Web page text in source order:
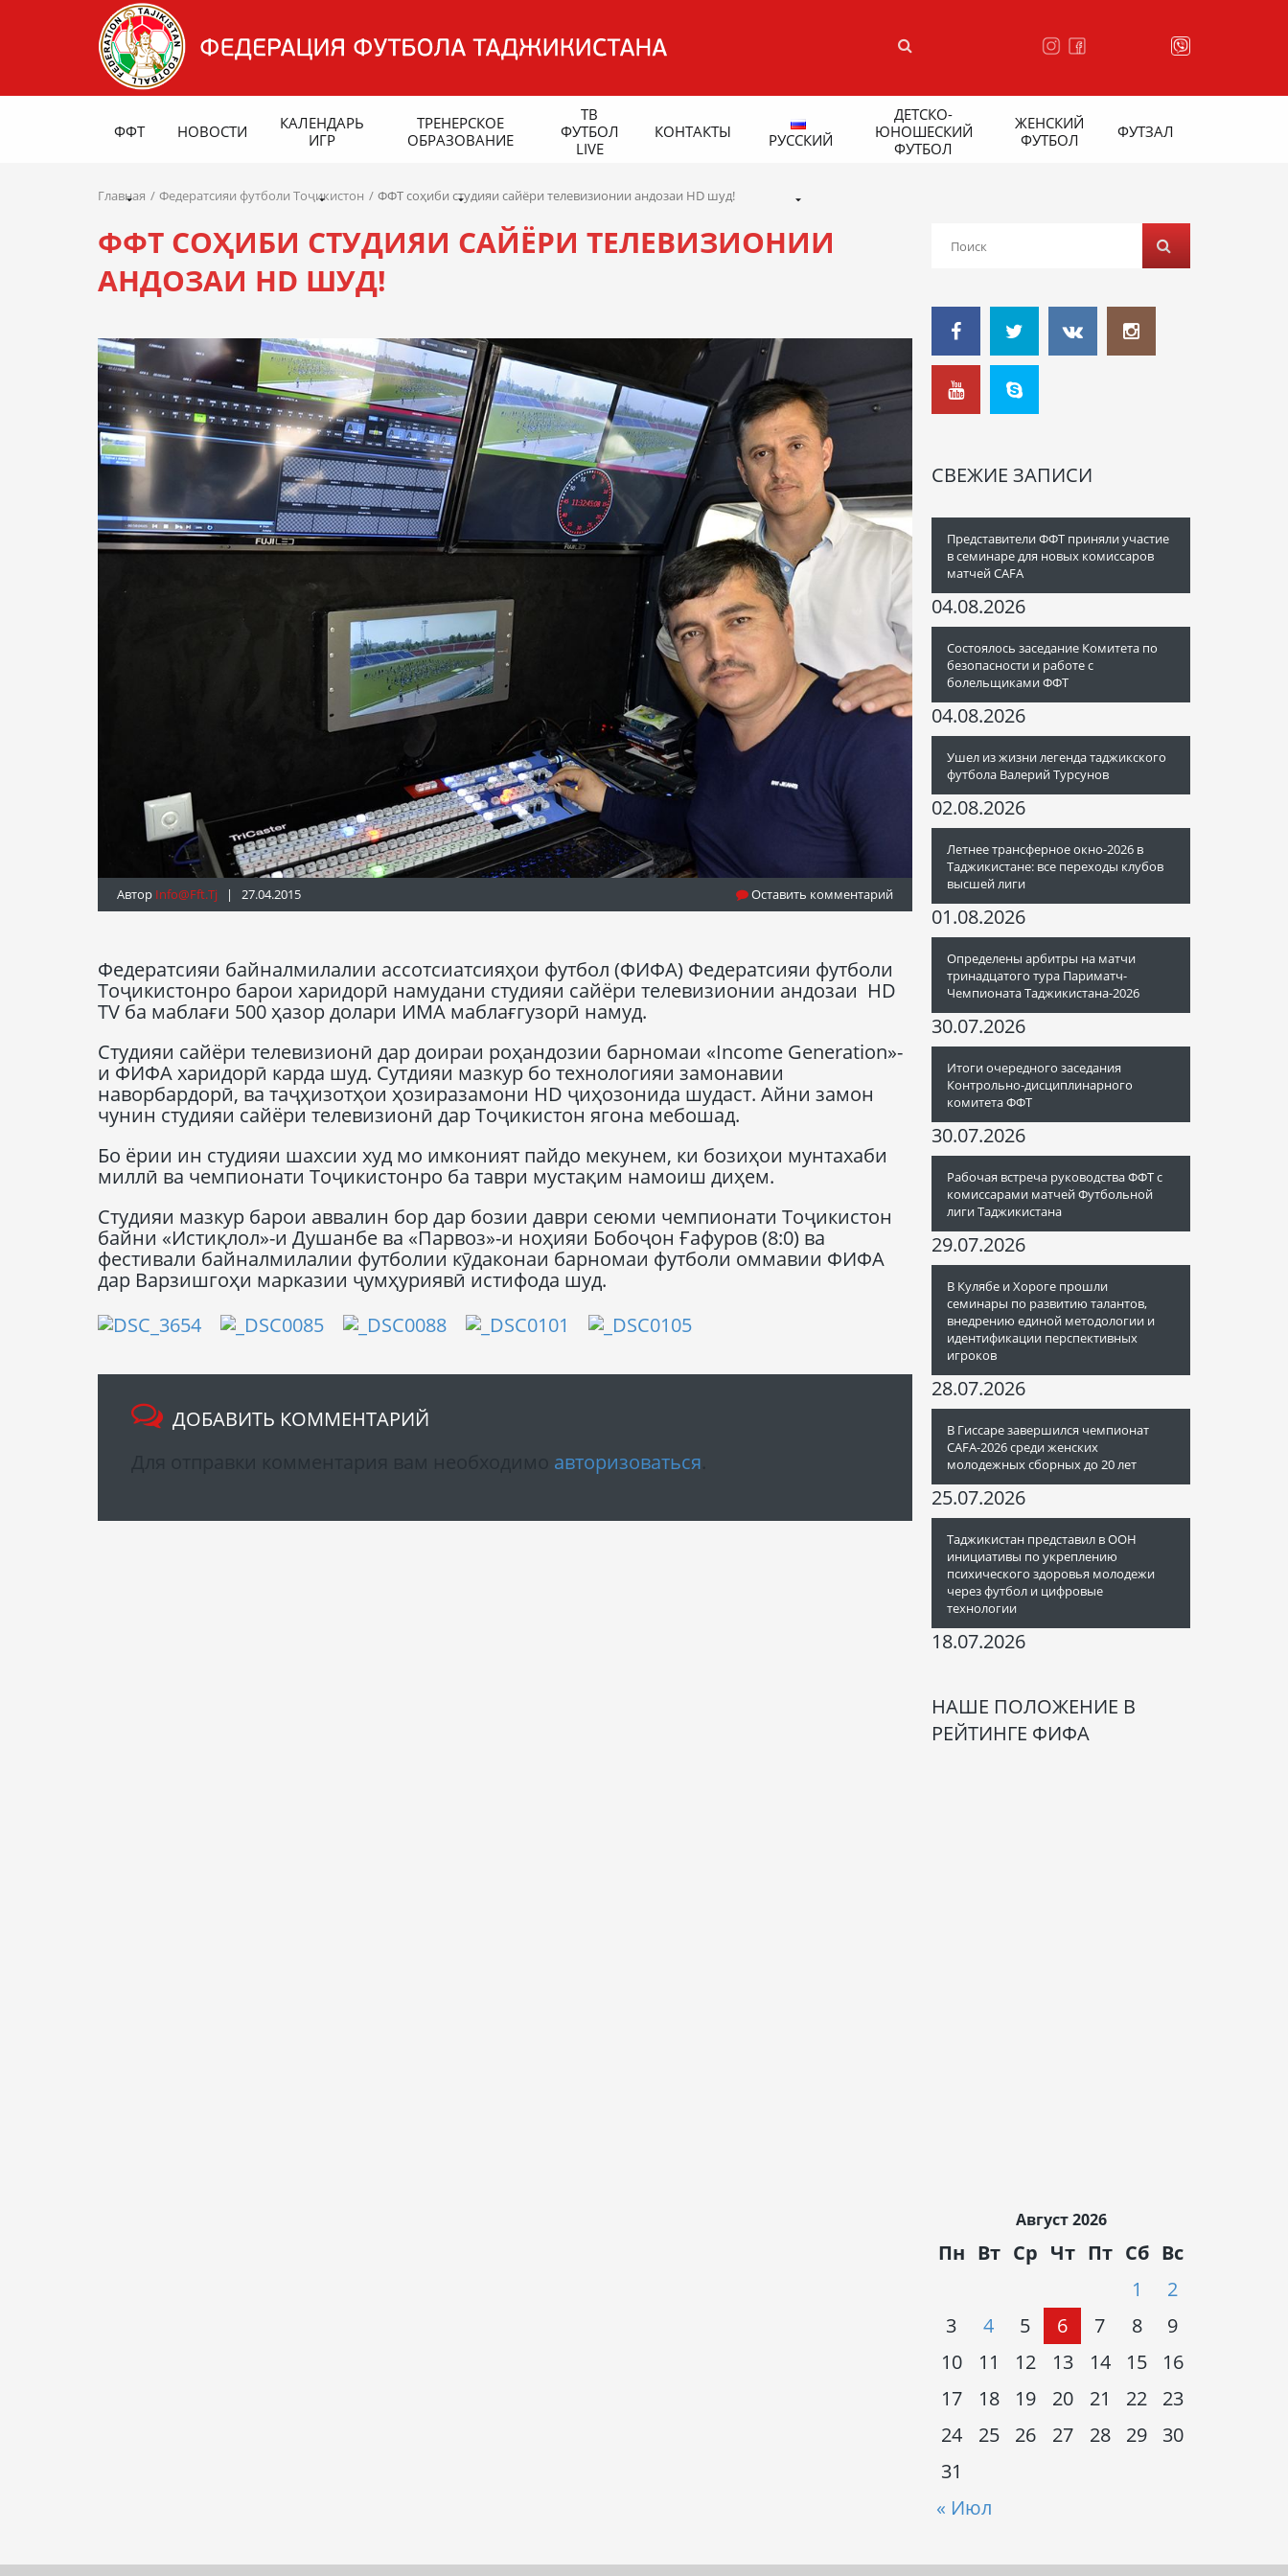
ФФТ НОВОСТИ
КАЛЕНДАРЬ
ИГР
ТРЕНЕРСКОЕ
ОБРАЗОВАНИЕ
ТВ
ФУТБОЛ
LIVE
КОНТАКТЫ РУССКИЙ
ДЕТСКО-
ЮНОШЕСКИЙ
ФУТБОЛ
ЖЕНСКИЙ
ФУТБОЛ
ФУТЗАЛ
Главная Федератсияи футболи Тоҷикистон ФФТ соҳиби студияи сайёри телевизионии андозаи HD шуд!
ФФТ СОҲИБИ СТУДИЯИ САЙЁРИ ТЕЛЕВИЗИОНИИ
АНДОЗАИ HD ШУД!
Автор Info@fft.tj | 27.04.2015 Оставить комментарий
Федератсияи байналмилалии ассотсиатсияҳои футбол (ФИФА) Федератсияи футболи
Тоҷикистонро барои харидорӣ намудани студияи сайёри телевизионии андозаи HD
TV ба маблағи 500 ҳазор долари ИМА маблағгузорӣ намуд.
Студияи сайёри телевизионӣ дар доираи роҳандозии барномаи «Income Generation»-
и ФИФА харидорӣ карда шуд. Сутдияи мазкур бо технологияи замонавии
наворбардорӣ, ва таҷҳизотҳои ҳозиразамони HD ҷиҳозонида шудаст. Айни замон
чунин студияи сайёри телевизионӣ дар Тоҷикистон ягона мебошад.
Бо ёрии ин студияи шахсии худ мо имконият пайдо мекунем, ки бозиҳои мунтахаби
миллӣ ва чемпионати Тоҷикистонро ба таври мустақим намоиш диҳем.
Студияи мазкур барои аввалин бор дар бозии даври сеюми чемпионати Тоҷикистон
байни «Истиқлол»-и Душанбе ва «Парвоз»-и ноҳияи Бобоҷон Ғафуров (8:0) ва
фестивали байналмилалии футболии кӯдаконаи барномаи футболи оммавии ФИФА
дар Варзишгоҳи марказии ҷумҳуриявӣ истифода шуд.
ДОБАВИТЬ КОММЕНТАРИЙ
авторизоваться
СВЕЖИЕ ЗАПИСИ
Представители ФФТ приняли участие
в семинаре для новых комиссаров
матчей CAFA
04.08.2026
Состоялось заседание Комитета по
безопасности и работе с
болельщиками ФФТ
04.08.2026
Ушел из жизни легенда таджикского
футбола Валерий Турсунов
02.08.2026
Летнее трансферное окно-2026 в
Таджикистане: все переходы клубов
высшей лиги
01.08.2026
Определены арбитры на матчи
тринадцатого тура Париматч-
Чемпионата Таджикистана-2026
30.07.2026
Итоги очередного заседания
Контрольно-дисциплинарного
комитета ФФТ
30.07.2026
Рабочая встреча руководства ФФТ с
комиссарами матчей Футбольной
лиги Таджикистана
29.07.2026
В Кулябе и Хороге прошли
семинары по развитию талантов,
внедрению единой методологии и
идентификации перспективных
игроков
28.07.2026
В Гиссаре завершился чемпионат
CAFA-2026 среди женских
молодежных сборных до 20 лет
25.07.2026
Таджикистан представил в ООН
инициативы по укреплению
психического здоровья молодежи
через футбол и цифровые
технологии
18.07.2026
НАШЕ ПОЛОЖЕНИЕ В
РЕЙТИНГЕ ФИФА
Август 2026
Пн Вт Ср Чт Пт Сб Вс
« Июл
1
2
3
4 5 6 7 8
9
10
11 12 13 14 15
16
17
18 19 20 21 22
23
24
25 26 27 28 29
30
31